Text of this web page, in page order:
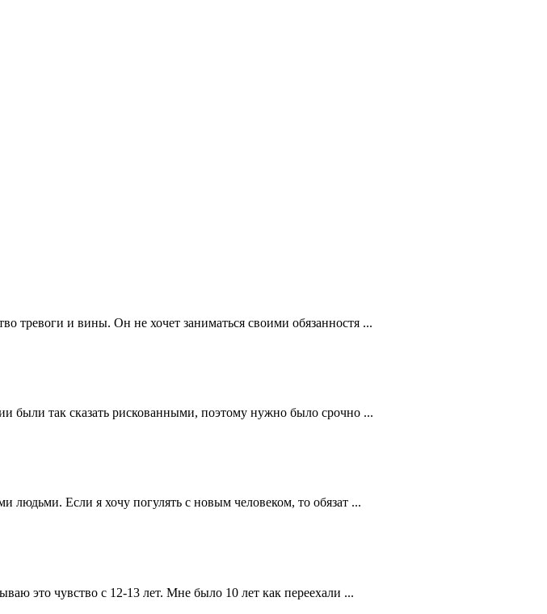
тревоги и вины. Он не хочет заниматься своими обязанностя ...
были так сказать рискованными, поэтому нужно было срочно ...
Если я хочу погулять с новым человеком, то обязат ...
это чувство с 12-13 лет. Мне было 10 лет как переехали ...